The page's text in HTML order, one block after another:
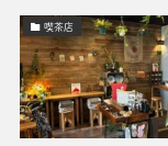
喫茶店